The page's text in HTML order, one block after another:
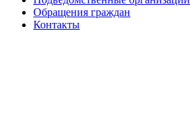
Обращения граждан
Контакты